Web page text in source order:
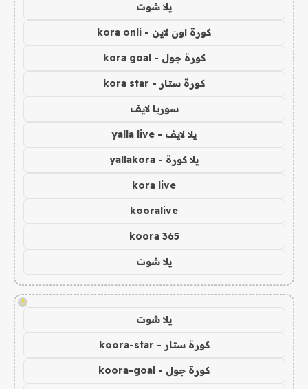
يلا شوت
كورة اون لاين - kora onli
كورة جول - kora goal
كورة ستار - kora star
سوريا لايف
يلا لايف - yalla live
يلا كورة - yallakora
kora live
kooralive
koora 365
يلا شوت
!
يلا شوت
كورة ستار - koora-star
كورة جول - koora-goal